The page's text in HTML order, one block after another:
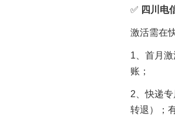
✅ 四川电
激活需在
1、首月
账；
2、快递
转退）；